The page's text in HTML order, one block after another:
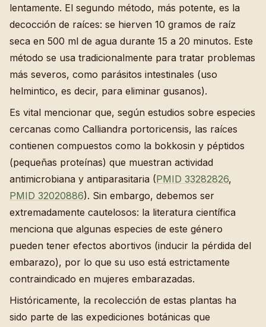
lentamente. El segundo método, más potente, es la
decocción de raíces: se hierven 10 gramos de raíz
seca en 500 ml de agua durante 15 a 20 minutos. Este
método se usa tradicionalmente para tratar problemas
más severos, como parásitos intestinales (uso
helmintico, es decir, para eliminar gusanos).
Es vital mencionar que, según estudios sobre especies
cercanas como Calliandra portoricensis, las raíces
contienen compuestos como la bokkosin y péptidos
(pequeñas proteínas) que muestran actividad
antimicrobiana y antiparasitaria (PMID 33282826,
PMID 32020886). Sin embargo, debemos ser
extremadamente cautelosos: la literatura científica
menciona que algunas especies de este género
pueden tener efectos abortivos (inducir la pérdida del
embarazo), por lo que su uso está estrictamente
contraindicado en mujeres embarazadas.
Históricamente, la recolección de estas plantas ha
sido parte de las expediciones botánicas que